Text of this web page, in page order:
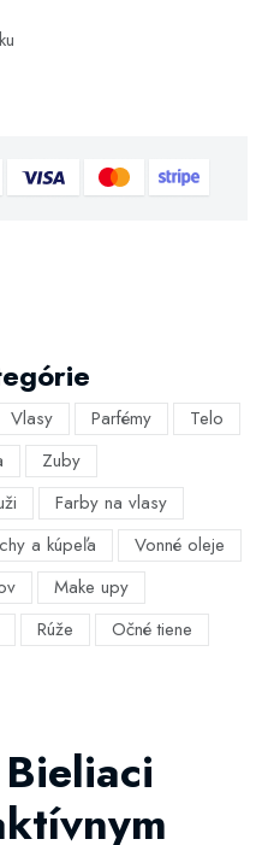
Vlasy Parfémy
Telo
Zuby
Farby na vlasy
a kúpeľa
Vonné oleje
Make upy
Rúže Očné tiene